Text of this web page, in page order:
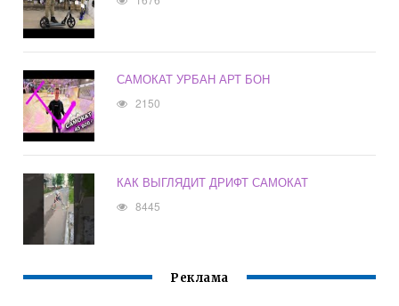
САМОКАТ УРБАН АРТ БОН
2150
КАК ВЫГЛЯДИТ ДРИФТ САМОКАТ
8445
Реклама